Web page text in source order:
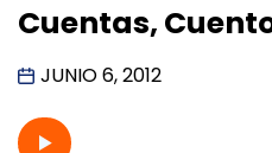
Cuentas,
JUNIO 6, 2012